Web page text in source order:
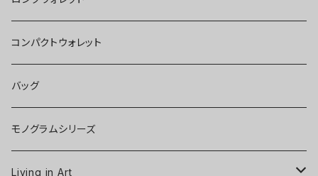
コンパクトウォレット
バッグ
モノグラムシリーズ
Living in Art